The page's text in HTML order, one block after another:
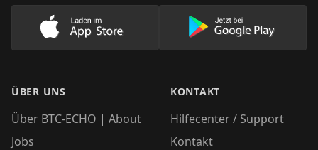
Lade unsere App im AppStore herunter
Lade unsere
ÜBER UNS
Über BTC-ECHO | About
Jobs
KONTAKT
Hilfecenter / Support
Kontakt